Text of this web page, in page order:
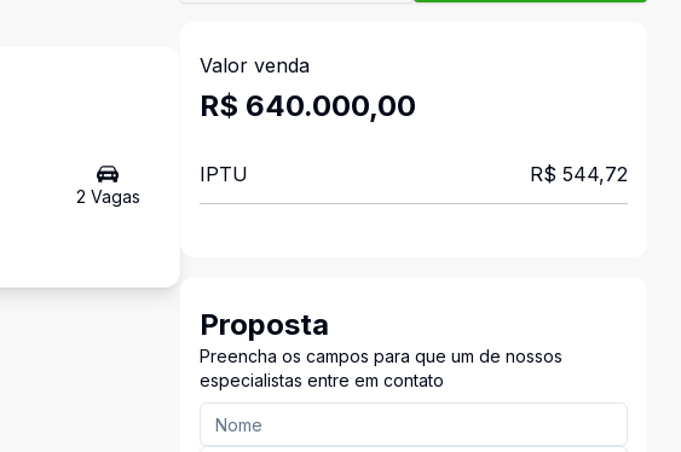
2 Vagas
Valor venda
R$ 640.000,00
IPTU R$ 544,72
Proposta
Preencha os campos para que um de nossos
especialistas entre em contato